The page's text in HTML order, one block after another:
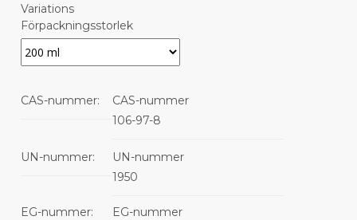
Variations
Förpackningsstorlek
CAS-nummer:
CAS-nummer
106-97-8
UN-nummer:
UN-nummer
1950
EG-nummer:
EG-nummer